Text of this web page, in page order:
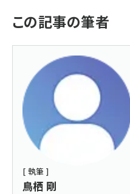
この記事の筆者
[ 執筆 ]
鳥栖 剛